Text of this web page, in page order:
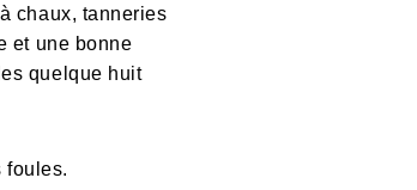
chaux, tanneries
et une bonne
quelque huit
foules.